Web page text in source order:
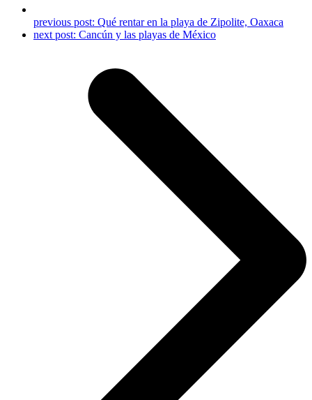
previous post: Qué rentar en la playa de Zipolite, Oaxaca
next post: Cancún y las playas de México